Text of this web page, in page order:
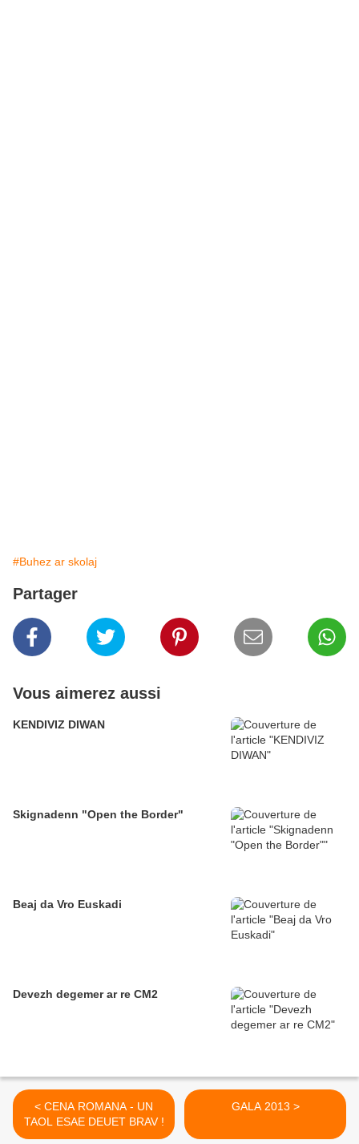
#Buhez ar skolaj
Partager
Vous aimerez aussi
KENDIVIZ DIWAN
Skignadenn "Open the Border"
Beaj da Vro Euskadi
Devezh degemer ar re CM2
< CENA ROMANA - UN
TAOL ESAE DEUET BRAV !
GALA 2013 >